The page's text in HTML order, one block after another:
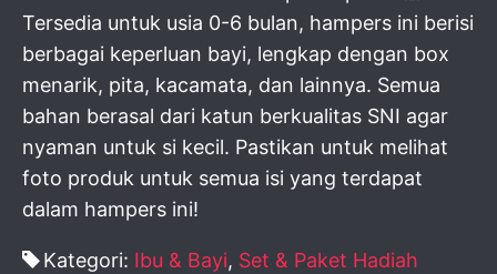
Tersedia untuk usia 0-6 bulan, hampers ini berisi
berbagai keperluan bayi, lengkap dengan box
menarik, pita, kacamata, dan lainnya. Semua
bahan berasal dari katun berkualitas SNI agar
nyaman untuk si kecil. Pastikan untuk melihat
foto produk untuk semua isi yang terdapat
dalam hampers ini!
Kategori: Ibu & Bayi, Set & Paket Hadiah